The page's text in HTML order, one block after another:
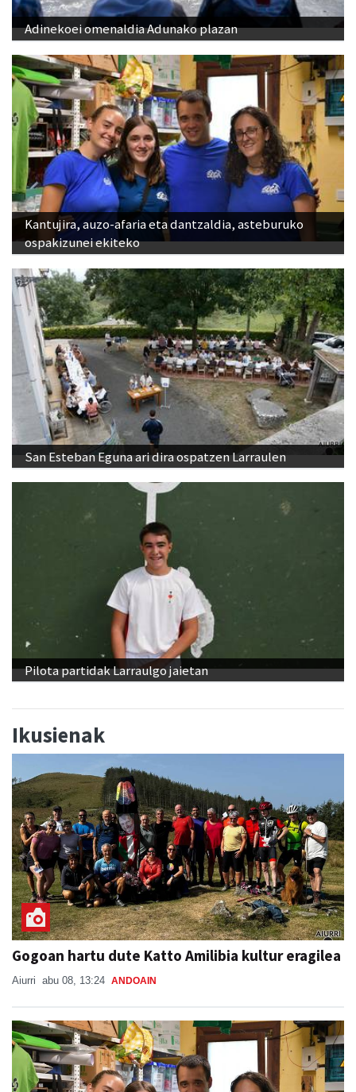
Adinekoei omenaldia Adunako plazan
Kantujira, auzo-afaria eta dantzaldia, asteburuko
ospakizunei ekiteko
San Esteban Eguna ari dira ospatzen Larraulen
Pilota partidak Larraulgo jaietan
Ikusienak
Gogoan hartu dute Katto Amilibia kultur eragilea
Aiurri abu 08, 13:24 ANDOAIN